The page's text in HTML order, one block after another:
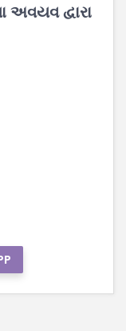
અવયવ દ્વારા